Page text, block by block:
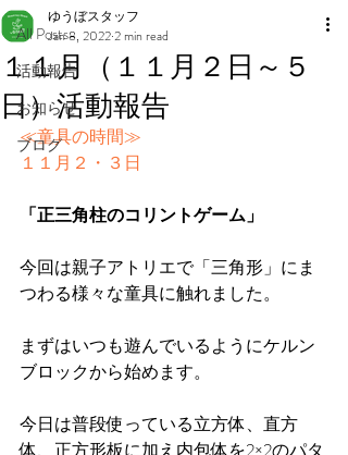
All Posts
活動報告
お知らせ
ブログ
１１月（１１月２日～５
日）活動報告
ゆうぼスタッフ
Jan 8, 20222 min read
≪童具の時間≫
１１月２・３日
「正三角柱のコリントゲーム」
今回は親子アトリエで「三角形」にま
つわる様々な童具に触れました。
まずはいつも遊んでいるようにケルン
ブロックから始めます。
今日は普段使っている立方体、直方